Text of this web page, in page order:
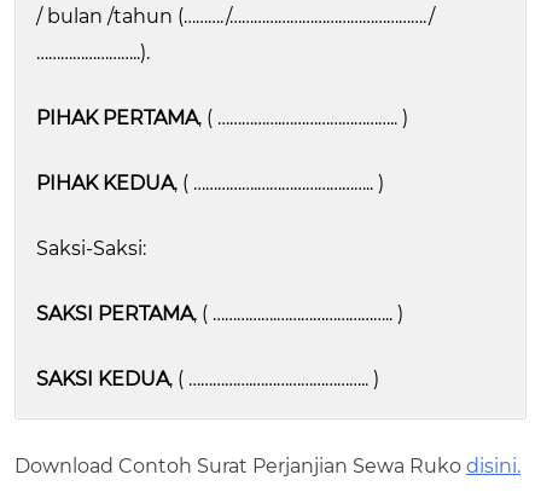
/ bulan /tahun (………./…………………………………………./
……………………..).
PIHAK PERTAMA, ( …………….……………………….. )
PIHAK KEDUA, ( …………….……………………….. )
Saksi-Saksi:
SAKSI PERTAMA, ( …………….……………………….. )
SAKSI KEDUA, ( …………….……………………….. )
Download Contoh Surat Perjanjian Sewa Ruko disini.